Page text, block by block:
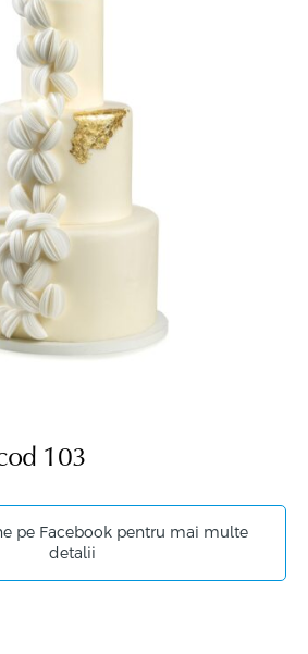
103
pe Facebook pentru mai multe
detalii